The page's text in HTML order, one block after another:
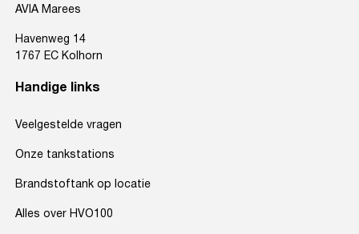
AVIA Marees
Havenweg 14
1767 EC Kolhorn
Handige links
Veelgestelde vragen
Onze tankstations
Brandstoftank op locatie
Alles over HVO100